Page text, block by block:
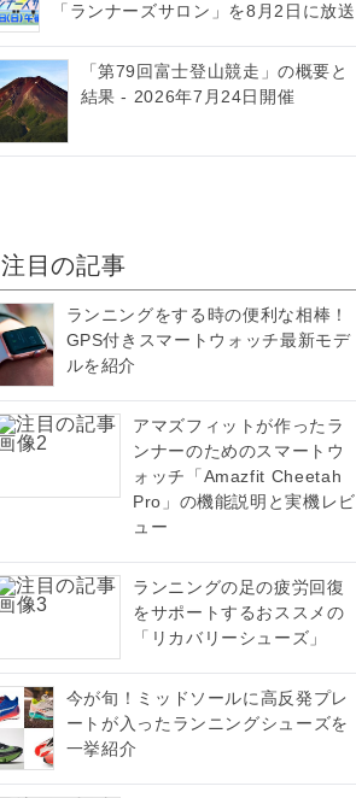
「ランナーズサロン」を8月2日に放送
「第79回富士登山競走」の概要と
結果 - 2026年7月24日開催
注目の記事
ランニングをする時の便利な相棒！
GPS付きスマートウォッチ最新モデ
ルを紹介
アマズフィットが作ったラ
ンナーのためのスマートウ
ォッチ「Amazfit Cheetah
Pro」の機能説明と実機レビ
ュー
ランニングの足の疲労回復
をサポートするおススメの
「リカバリーシューズ」
今が旬！ミッドソールに高反発プレ
ートが入ったランニングシューズを
一挙紹介